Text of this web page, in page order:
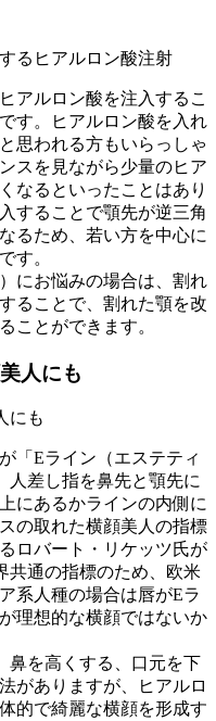
アルロン酸を注入するこ
す。ヒアルロン酸を入れ
思われる方もいらっしゃ
スを見ながら少量のヒア
なるといったことはあり
することで顎先が逆三角
るため、若い方を中心に
す。
にお悩みの場合は、割れ
ることで、割れた顎を改
ことができます。
人にも
「Eライン（エステティ
人差し指を鼻先と顎先に
にあるかラインの内側に
の取れた横顔美人の指標
ロバート・リケッツ氏が
共通の指標のため、欧米
系人種の場合は唇がEラ
理想的な横顔ではないか
鼻を高くする、口元を下
がありますが、ヒアルロ
的で綺麗な横顔を形成す